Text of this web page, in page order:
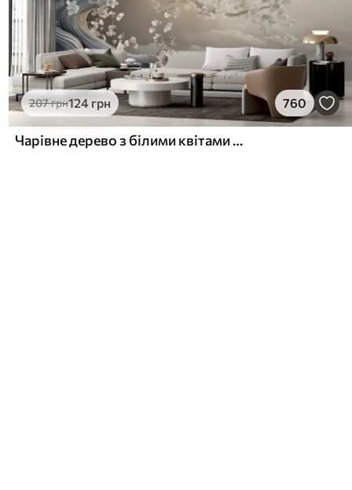
207грн124 грн 760
Чарівне дерево з білими квітами на тлі хмар в цікавому стилі в ніжних теплих тонах